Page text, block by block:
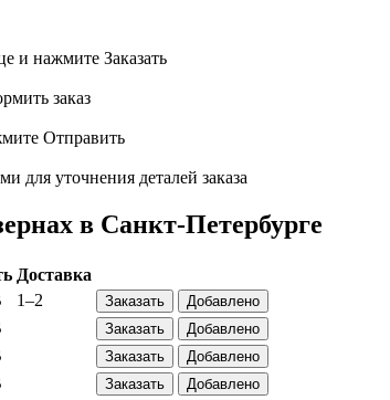
и нажмите Заказать
заказ
Отправить
для уточнения деталей заказа
в Санкт-Петербурге
Доставка
1–2 Заказать Добавлено
Заказать Добавлено
Заказать Добавлено
Заказать Добавлено